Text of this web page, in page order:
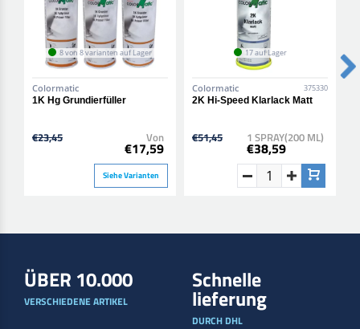
8 von 8 varianten auf Lager
Colormatic
1K Hg Grundierfüller
€23,45 Von
€17,59
Siehe Varianten
17 auf Lager
Colormatic 375330
2K Hi-Speed Klarlack Matt
€51,45 1 SPRAY(200 ML)
€38,59
ÜBER 10.000
VERSCHIEDENE ARTIKEL
Schnelle
lieferung
DURCH DHL